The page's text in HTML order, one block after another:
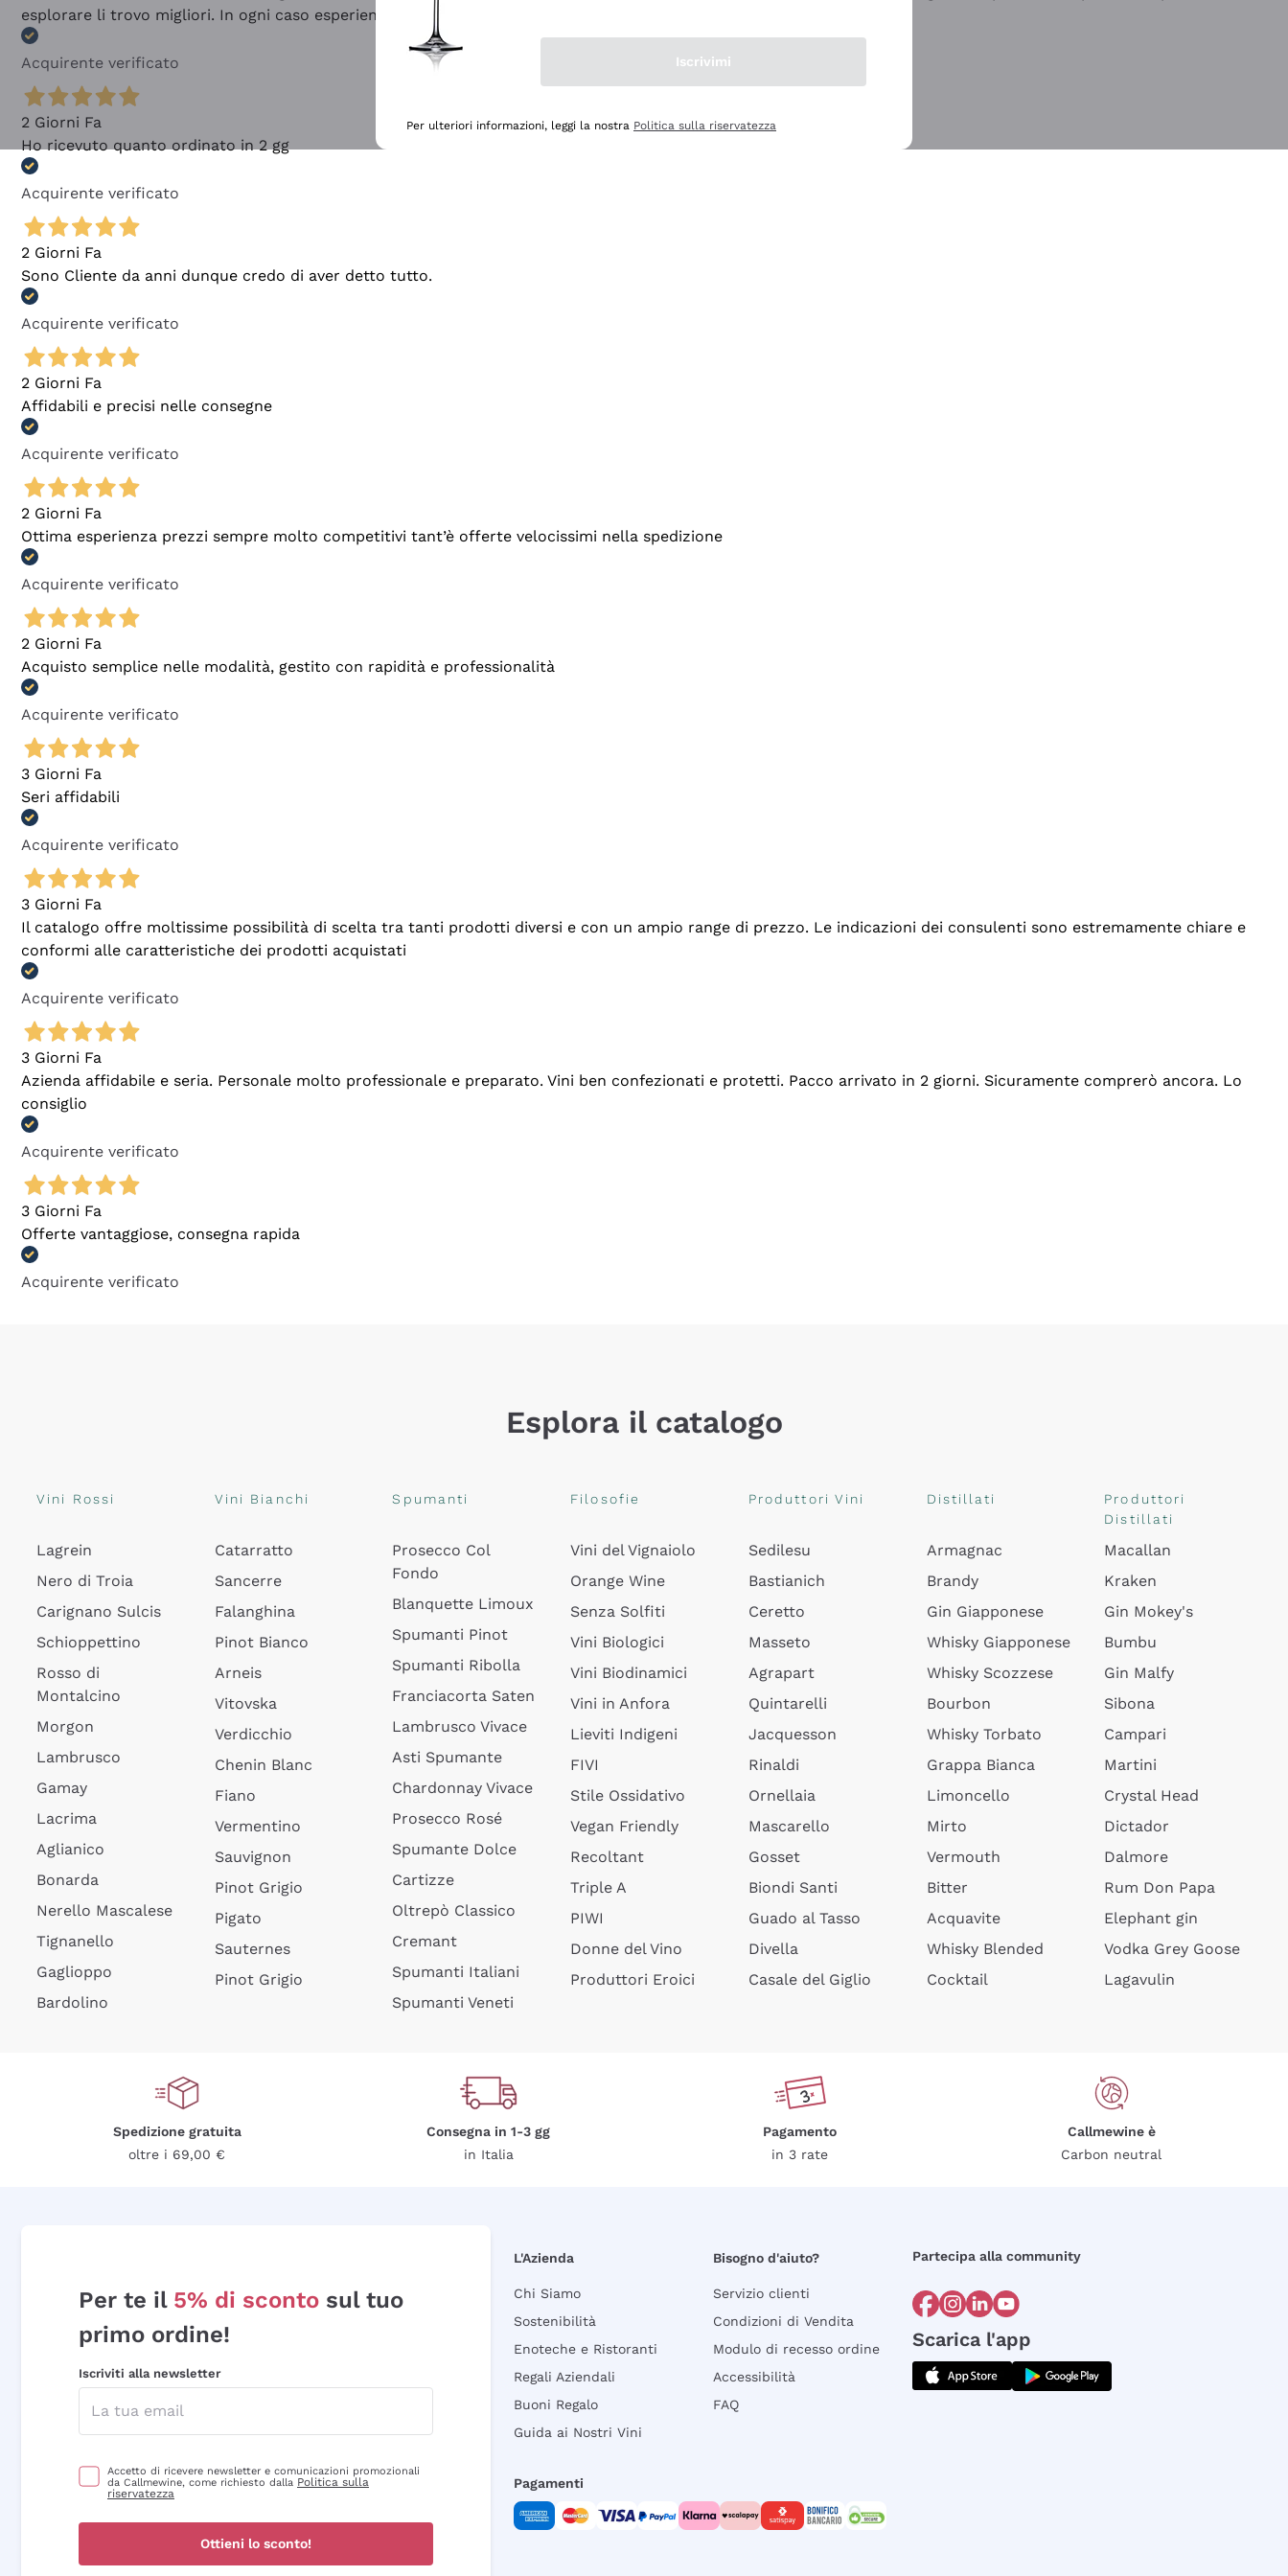
esplorare li trovo migliori. In ogni caso esperienza buona e lo consiglio! 👍
Acquirente verificato
2 Giorni Fa
Ho ricevuto quanto ordinato in 2 gg
Acquirente verificato
2 Giorni Fa
Sono Cliente da anni dunque credo di aver detto tutto.
Acquirente verificato
2 Giorni Fa
Affidabili e precisi nelle consegne
Acquirente verificato
2 Giorni Fa
Ottima esperienza prezzi sempre molto competitivi tant’è offerte velocissimi nella spedizione
Acquirente verificato
2 Giorni Fa
Acquisto semplice nelle modalità, gestito con rapidità e professionalità
Acquirente verificato
3 Giorni Fa
Seri affidabili
Acquirente verificato
3 Giorni Fa
Il catalogo offre moltissime possibilità di scelta tra tanti prodotti diversi e con un ampio range di prezzo. Le indicazioni dei consulenti sono estremamente chiare e
conformi alle caratteristiche dei prodotti acquistati
Acquirente verificato
3 Giorni Fa
Azienda affidabile e seria. Personale molto professionale e preparato. Vini ben confezionati e protetti. Pacco arrivato in 2 giorni. Sicuramente comprerò ancora. Lo
consiglio
Acquirente verificato
3 Giorni Fa
Offerte vantaggiose, consegna rapida
Acquirente verificato
Esplora il catalogo
Vini Rossi
Lagrein
Nero di Troia
Carignano Sulcis
Schioppettino
Rosso di
Montalcino
Morgon
Lambrusco
Gamay
Lacrima
Aglianico
Bonarda
Nerello Mascalese
Tignanello
Gaglioppo
Bardolino
Vini Bianchi
Catarratto
Sancerre
Falanghina
Pinot Bianco
Arneis
Vitovska
Verdicchio
Chenin Blanc
Fiano
Vermentino
Sauvignon
Pinot Grigio
Pigato
Sauternes
Pinot Grigio
Spumanti
Prosecco Col
Fondo
Blanquette Limoux
Spumanti Pinot
Spumanti Ribolla
Franciacorta Saten
Lambrusco Vivace
Asti Spumante
Chardonnay Vivace
Prosecco Rosé
Spumante Dolce
Cartizze
Oltrepò Classico
Cremant
Spumanti Italiani
Spumanti Veneti
Filosofie
Vini del Vignaiolo
Orange Wine
Senza Solfiti
Vini Biologici
Vini Biodinamici
Vini in Anfora
Lieviti Indigeni
FIVI
Stile Ossidativo
Vegan Friendly
Recoltant
Triple A
PIWI
Donne del Vino
Produttori Eroici
Produttori Vini
Sedilesu
Bastianich
Ceretto
Masseto
Agrapart
Quintarelli
Jacquesson
Rinaldi
Ornellaia
Mascarello
Gosset
Biondi Santi
Guado al Tasso
Divella
Casale del Giglio
Distillati
Armagnac
Brandy
Gin Giapponese
Whisky Giapponese
Whisky Scozzese
Bourbon
Whisky Torbato
Grappa Bianca
Limoncello
Mirto
Vermouth
Bitter
Acquavite
Whisky Blended
Cocktail
Produttori
Distillati
Macallan
Kraken
Gin Mokey's
Bumbu
Gin Malfy
Sibona
Campari
Martini
Crystal Head
Dictador
Dalmore
Rum Don Papa
Elephant gin
Vodka Grey Goose
Lagavulin
Spedizione gratuita
oltre i 69,00 €
Consegna in 1-3 gg
in Italia
Pagamento
in 3 rate
Callmewine è
Carbon neutral
Per te il 5% di sconto sul tuo
primo ordine!
Iscriviti alla newsletter
Accetto di ricevere newsletter e comunicazioni promozionali
da Callmewine, come richiesto dalla Politica sulla
riservatezza
Ottieni lo sconto!
L'Azienda
Chi Siamo
Sostenibilità
Enoteche e Ristoranti
Regali Aziendali
Buoni Regalo
Guida ai Nostri Vini
Bisogno d'aiuto?
Servizio clienti
Condizioni di Vendita
Modulo di recesso ordine
Accessibilità
FAQ
Partecipa alla community
Scarica l'app
Pagamenti
Iscrivimi
Per ulteriori informazioni, leggi la nostra Politica sulla riservatezza